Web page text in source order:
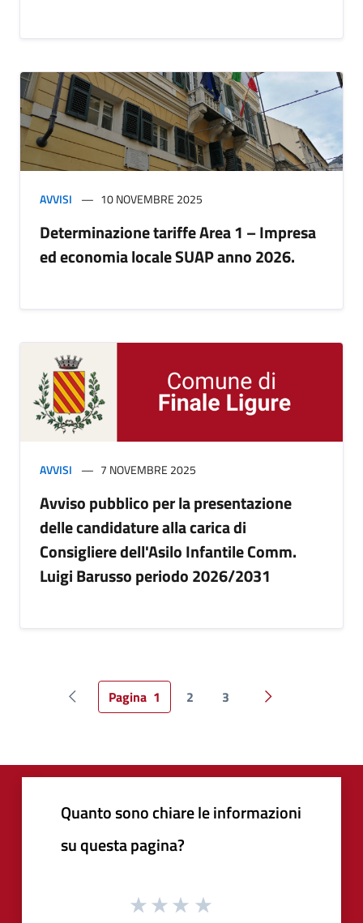
AVVISI 10 NOVEMBRE 2025
Determinazione tariffe Area 1 – Impresa
ed economia locale SUAP anno 2026.
AVVISI 7 NOVEMBRE 2025
Avviso pubblico per la presentazione
delle candidature alla carica di
Consigliere dell'Asilo Infantile Comm.
Luigi Barusso periodo 2026/2031
Pagina precedente
Pagina 1 2 3 Pagina
Quanto sono chiare le informazioni
su questa pagina?